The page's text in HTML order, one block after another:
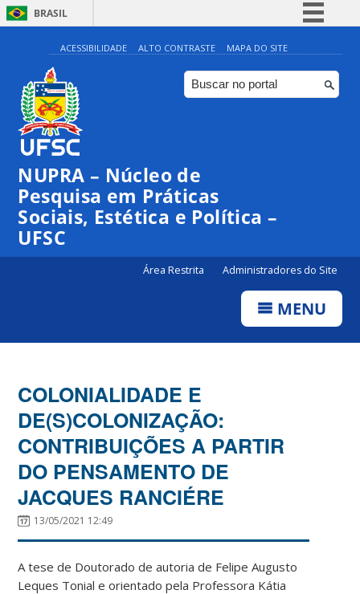
BRASIL
Simplifique!
Comunica BR
Participe
ACESSIBILIDADE ALTO CONTRASTE MAPA DO SITE
NUPRA – Núcleo de
Pesquisa em Práticas
Sociais, Estética e Política –
UFSC
Área Restrita Administradores do Site
MENU
COLONIALIDADE E
DE(S)COLONIZAÇÃO:
CONTRIBUIÇÕES A PARTIR
DO PENSAMENTO DE
JACQUES RANCIÉRE
13/05/2021 12:49
A tese de Doutorado de autoria de Felipe Augusto
Leques Tonial e orientado pela Professora Kátia